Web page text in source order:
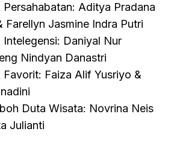
Aditya Pradana
Farellyn Jasmine Indra Putri
Daniyal Nur
Nindyan Danastri
Faiza Alif Yusriyo &
Duta Wisata: Novrina Neis
Julianti